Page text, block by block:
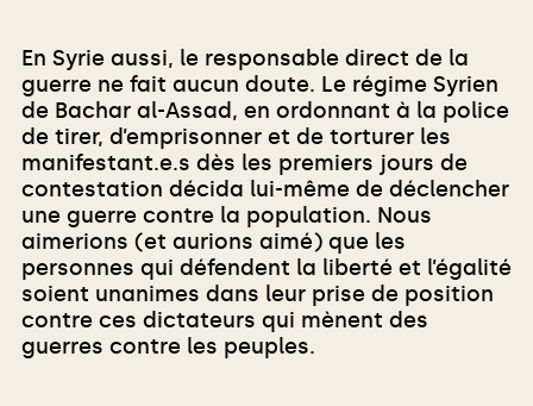
En Syrie aussi, le responsable direct de la
guerre ne fait aucun doute. Le régime Syrien
de Bachar al-Assad, en ordonnant à la police
de tirer, d’emprisonner et de torturer les
manifestant.e.s dès les premiers jours de
contestation décida lui-même de déclencher
une guerre contre la population. Nous
aimerions (et aurions aimé) que les
personnes qui défendent la liberté et l’égalité
soient unanimes dans leur prise de position
contre ces dictateurs qui mènent des
guerres contre les peuples.